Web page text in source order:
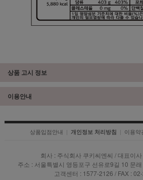
상품 고시 정보
이용안내
상품입점안내 | 개인정보 처리방침 | 이용약
회사 : 주식회사 쿠키씨엔씨 / 대표이
주소 : 서울특별시 영등포구 선유로9길 10 문
고객센터 : 1577-2126 / FAX :